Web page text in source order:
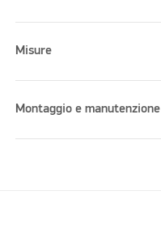
Misure
Montaggio e manutenzione